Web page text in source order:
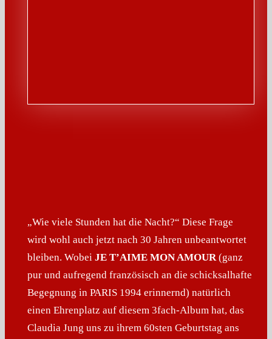
„Wie viele Stunden hat die Nacht?“ Diese Frage
wird wohl auch jetzt nach 30 Jahren unbeantwortet
bleiben. WobeiJE T’AIME MON AMOUR(ganz
pur und aufregend französisch an die schicksalhafte
Begegnung in PARIS 1994 erinnernd) natürlich
einen Ehrenplatz auf diesem 3fach-Album hat, das
Claudia Jung uns zu ihrem 60sten Geburtstag ans